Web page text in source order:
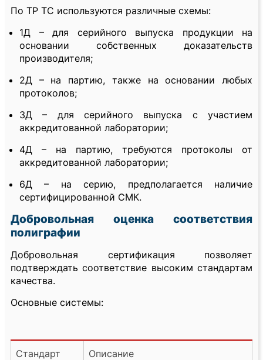
По ТР ТС используются различные схемы:
1Д – для серийного выпуска продукции на
основании собственных доказательств
производителя;
2Д – на партию, также на основании любых
протоколов;
3Д – для серийного выпуска с участием
аккредитованной лаборатории;
4Д – на партию, требуются протоколы от
аккредитованной лаборатории;
6Д – на серию, предполагается наличие
сертифицированной СМК.
Добровольная оценка соответствия
полиграфии
Добровольная сертификация позволяет
подтверждать соответствие высоким стандартам
качества.
Основные системы:
Стандарт Описание